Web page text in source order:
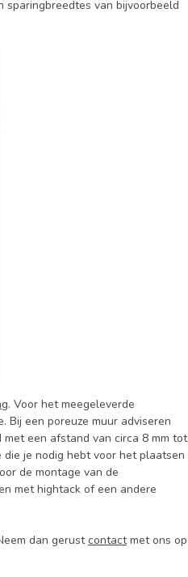
sparingbreedtes van bijvoorbeeld
. Voor het meegeleverde
Bij een poreuze muur adviseren
een afstand van circa 8 mm tot
je nodig hebt voor het plaatsen
de montage van de
met hightack of een andere
dan gerustcontactmet ons op